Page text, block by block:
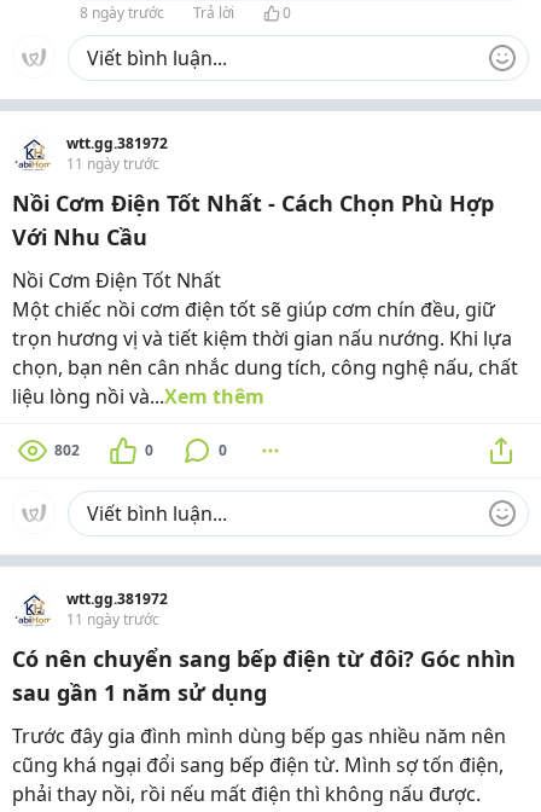
8 ngày trước Trả lời 0
wtt.gg.381972
11 ngày trước
Nồi Cơm Điện Tốt Nhất - Cách Chọn Phù Hợp
Với Nhu Cầu
Nồi Cơm Điện Tốt Nhất
Một chiếc nồi cơm điện tốt sẽ giúp cơm chín đều, giữ
trọn hương vị và tiết kiệm thời gian nấu nướng. Khi lựa
chọn, bạn nên cân nhắc dung tích, công nghệ nấu, chất
liệu lòng nồi và...Xem thêm
802 0 0
wtt.gg.381972
11 ngày trước
Có nên chuyển sang bếp điện từ đôi? Góc nhìn
sau gần 1 năm sử dụng
Trước đây gia đình mình dùng bếp gas nhiều năm nên
cũng khá ngại đổi sang bếp điện từ. Mình sợ tốn điện,
phải thay nồi, rồi nếu mất điện thì không nấu được.